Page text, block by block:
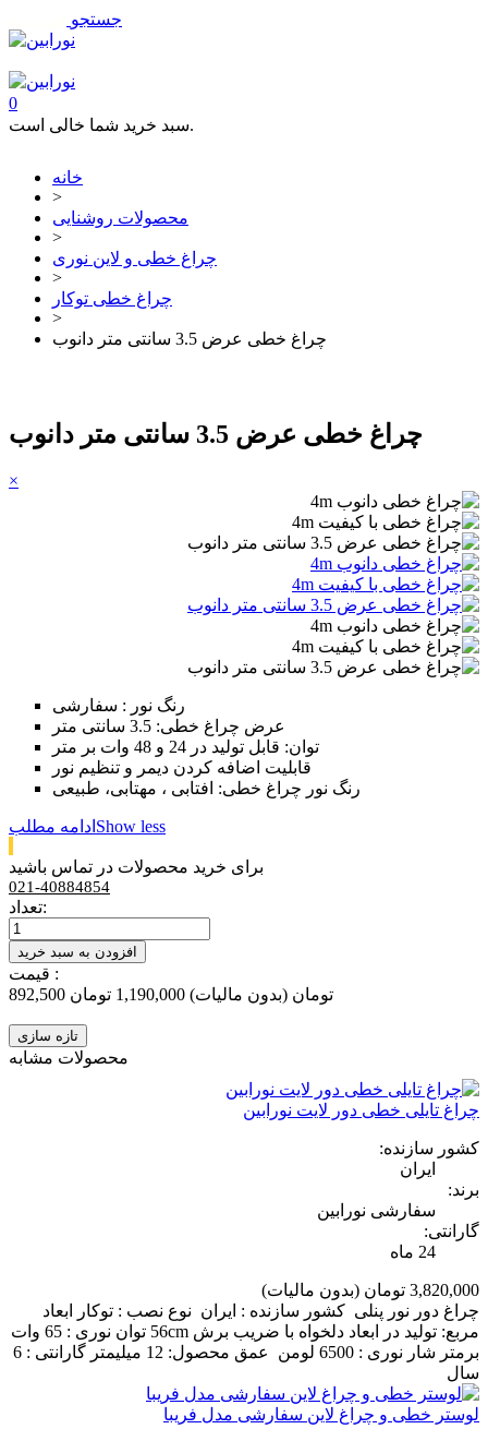
جستجو
0
سبد خرید شما خالی است.
خانه
>
محصولات روشنایی
>
چراغ خطی و لاین نوری
>
چراغ خطی توکار
>
چراغ خطی عرض 3.5 سانتی متر دانوب
چراغ خطی عرض 3.5 سانتی متر دانوب
×
رنگ نور : سفارشی
توان: قابل تولید در 24 و 48 وات بر متر
قابلیت اضافه کردن دیمر و تنظیم نور
رنگ نور چراغ خطی: افتابی ، مهتابی، طبیعی
ادامه مطلب Show less
برای خرید محصولات در تماس باشید
021-40884854
تعداد:
افزودن به سبد خرید
قیمت :
892,500 تومان (بدون مالیات) 1,190,000 تومان
محصولات مشابه
چراغ تایلی خطی دور لایت نورابین
کشور سازنده:
ایران
برند:
سفارشی نورابین
گارانتی:
24 ماه
3,820,000 تومان
(بدون مالیات)
چراغ دور نور پنلی کشور سازنده : ایران نوع نصب : توکار ابعاد
مربع: تولید در ابعاد دلخواه با ضریب برش 56cm توان نوری : 65 وات
برمتر شار نوری : 6500 لومن عمق محصول: 12 میلیمتر گارانتی : 6
سال
لوستر خطی و چراغ لاین سفارشی مدل فریبا